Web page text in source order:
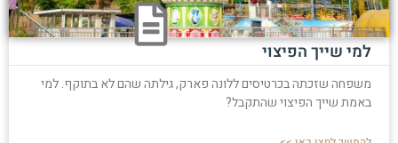
למי שייך הפיצוי
משפחה שזכתה בכרטיסים ללונה פארק, גילתה שהם לא בתוקף. למי
באמת שייך הפיצוי שהתקבל?